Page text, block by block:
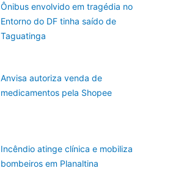
Ônibus envolvido em tragédia no
Entorno do DF tinha saído de
Taguatinga
Anvisa autoriza venda de
medicamentos pela Shopee
Incêndio atinge clínica e mobiliza
bombeiros em Planaltina